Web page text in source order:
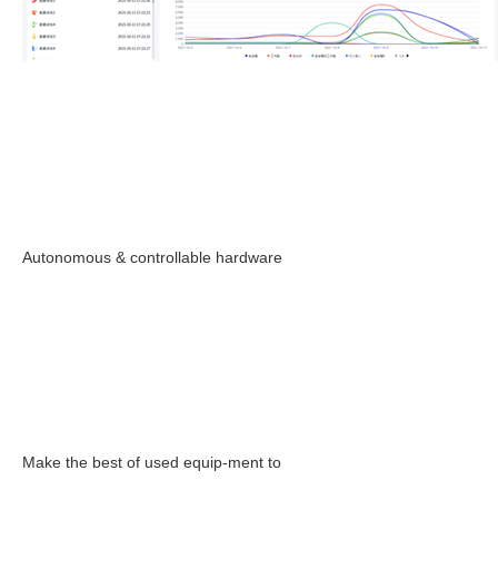
Autonomous & controllable hardware
Make the best of used equip-ment to